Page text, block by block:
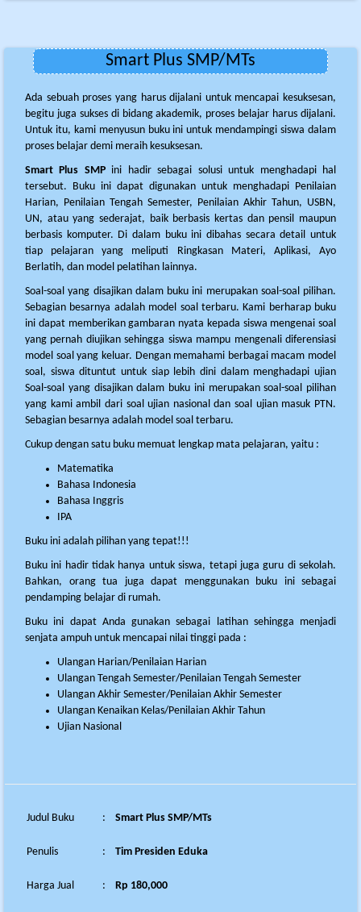
Smart Plus SMP/MTs
Ada sebuah proses yang harus dijalani untuk mencapai kesuksesan,
begitu juga sukses di bidang akademik, proses belajar harus dijalani.
Untuk itu, kami menyusun buku ini untuk mendampingi siswa dalam
proses belajar demi meraih kesuksesan.
Smart Plus SMP ini hadir sebagai solusi untuk menghadapi hal
tersebut. Buku ini dapat digunakan untuk menghadapi Penilaian
Harian, Penilaian Tengah Semester, Penilaian Akhir Tahun, USBN,
UN, atau yang sederajat, baik berbasis kertas dan pensil maupun
berbasis komputer. Di dalam buku ini dibahas secara detail untuk
tiap pelajaran yang meliputi Ringkasan Materi, Aplikasi, Ayo
Berlatih, dan model pelatihan lainnya.
Soal-soal yang disajikan dalam buku ini merupakan soal-soal pilihan.
Sebagian besarnya adalah model soal terbaru. Kami berharap buku
ini dapat memberikan gambaran nyata kepada siswa mengenai soal
yang pernah diujikan sehingga siswa mampu mengenali diferensiasi
model soal yang keluar. Dengan memahami berbagai macam model
soal, siswa dituntut untuk siap lebih dini dalam menghadapi ujian
Soal-soal yang disajikan dalam buku ini merupakan soal-soal pilihan
yang kami ambil dari soal ujian nasional dan soal ujian masuk PTN.
Sebagian besarnya adalah model soal terbaru.
Cukup dengan satu buku memuat lengkap mata pelajaran, yaitu :
Matematika
Bahasa Indonesia
Bahasa Inggris
IPA
Buku ini adalah pilihan yang tepat!!!
Buku ini hadir tidak hanya untuk siswa, tetapi juga guru di sekolah.
Bahkan, orang tua juga dapat menggunakan buku ini sebagai
pendamping belajar di rumah.
Buku ini dapat Anda gunakan sebagai latihan sehingga menjadi
senjata ampuh untuk mencapai nilai tinggi pada :
Ulangan Harian/Penilaian Harian
Ulangan Tengah Semester/Penilaian Tengah Semester
Ulangan Akhir Semester/Penilaian Akhir Semester
Ulangan Kenaikan Kelas/Penilaian Akhir Tahun
Ujian Nasional
Judul Buku : Smart Plus SMP/MTs
Penulis : Tim Presiden Eduka
Harga Jual : Rp 180,000